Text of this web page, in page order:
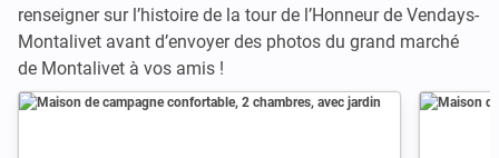
renseigner sur l’histoire de la tour de l’Honneur de Vendays-
Montalivet avant d’envoyer des photos du grand marché
de Montalivet à vos amis !